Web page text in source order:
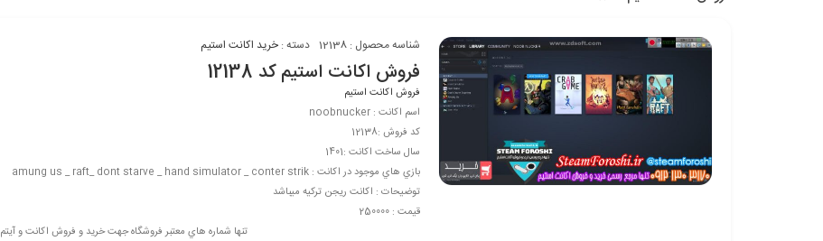
شناسه محصول :12138 دسته :خرید اکانت استیم
فروش اکانت استیم کد 12138
فروش اکانت استیم
اسم اکانت : noobnucker
کد فروش :12138
سال ساخت اکانت :1401
بازي هاي موجود در اکانت : amung us _ raft_ dont starve _ hand simulator _ conter strik
توضيحات : اکانت ریجن ترکیه میباشد
قیمت : 250000
تنها شماره هاي معتبر فروشگاه جهت خريد و فروش اکانت و آیتم